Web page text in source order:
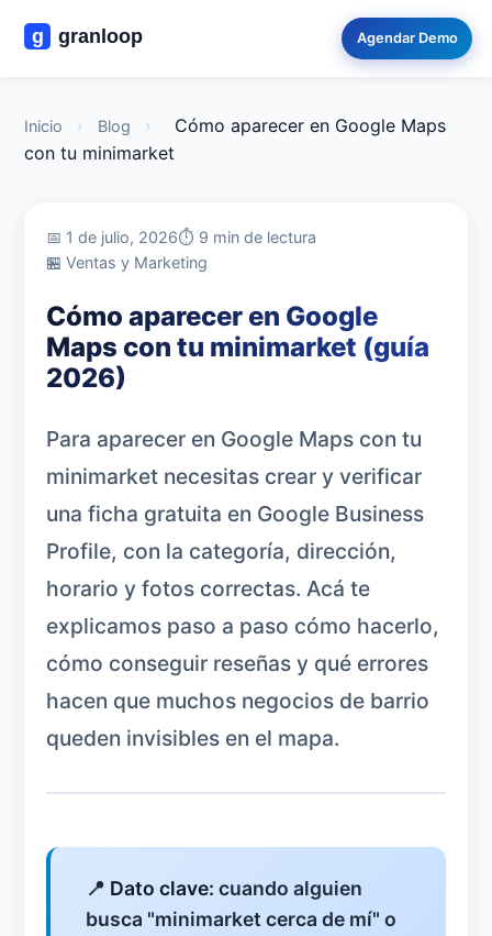
Agendar Demo
Inicio › Blog ›
Cómo aparecer en Google Maps
con tu minimarket
📅 1 de julio, 2026⏱️ 9 min de lectura
🏪 Ventas y Marketing
Cómo aparecer en Google
Maps con tu minimarket (guía
2026)
Para aparecer en Google Maps con tu
minimarket necesitas crear y verificar
una ficha gratuita en Google Business
Profile, con la categoría, dirección,
horario y fotos correctas. Acá te
explicamos paso a paso cómo hacerlo,
cómo conseguir reseñas y qué errores
hacen que muchos negocios de barrio
queden invisibles en el mapa.
📍 Dato clave: cuando alguien
busca "minimarket cerca de mí" o